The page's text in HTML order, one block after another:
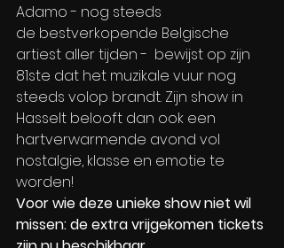
Adamo - nog steeds
de bestverkopende Belgische
artiest aller tijden -  bewijst op zijn
81ste dat het muzikale vuur nog
steeds volop brandt. Zijn show in
Hasselt belooft dan ook een
hartverwarmende avond vol
nostalgie, klasse en emotie te
worden!
Voor wie deze unieke show niet wil
missen: de extra vrijgekomen tickets